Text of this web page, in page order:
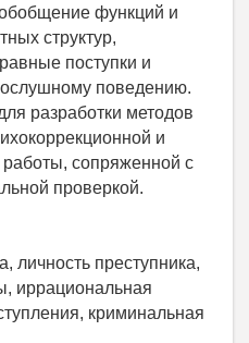
функций и
структур,
поступки и
поведению.
разработки методов
и
сопряженной с
проверкой.
личность преступника,
иррациональная
криминальная